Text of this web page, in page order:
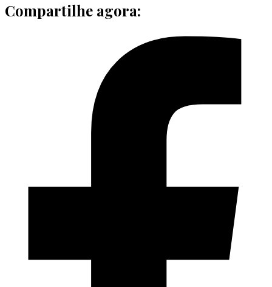
Compartilhe agora: